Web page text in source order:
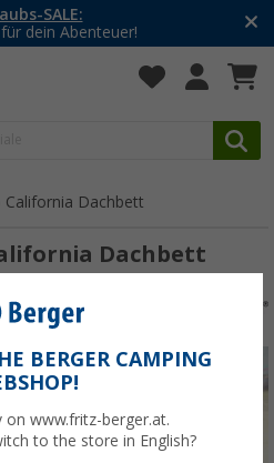
SALE:
dein Abenteuer!
California Dachbett
Dachbett
BERGER CAMPING
on www.fritz-berger.at.
to the store in English?